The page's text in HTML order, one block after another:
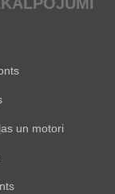
un motori